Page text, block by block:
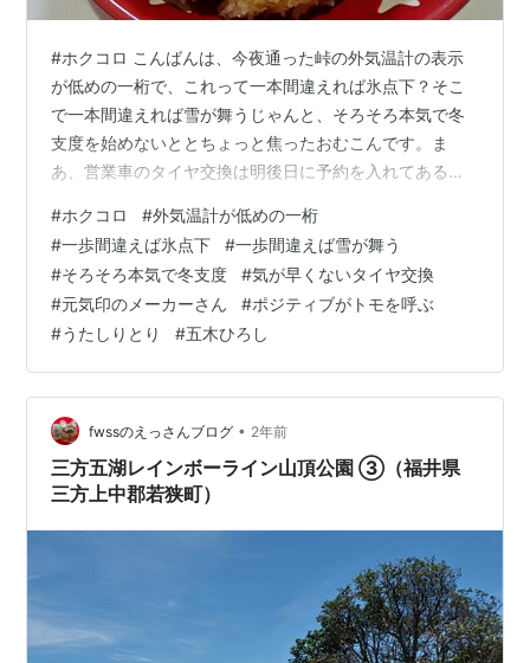
#ホクコロ こんばんは、今夜通った峠の外気温計の表示
が低めの一桁で、これって一本間違えれば氷点下？そこ
で一本間違えれば雪が舞うじゃんと、そろそろ本気で冬
支度を始めないととちょっと焦ったおむこんです。ま
あ、営業車のタイヤ交換は明後日に予約を入れてあるの
ね。 今日は朝から元気印のメーカーさんの訪問があり、
新製品の説明を聞きながら、やっぱりポジティブなエネ
ルギー振りまいてる人の話を聞いてると、心もシャキッ
とするもので。僕もかくありたいと。なので今日は営業
も電話応対も、気持ち気持ちを増量してみました。自己
満だけど、たまには必要かもね。 裏通り五木ひろし…
#ホクコロ #外気温計が低めの一桁
#一歩間違えば氷点下 #一歩間違えば雪が舞う
#そろそろ本気で冬支度 #気が早くないタイヤ交換
#元気印のメーカーさん #ポジティブがトモを呼ぶ
#うたしりとり #五木ひろし
fwssのえっさんブログ • 2年前
三方五湖レインボーライン山頂公園 ③（福井県
三方上中郡若狭町）